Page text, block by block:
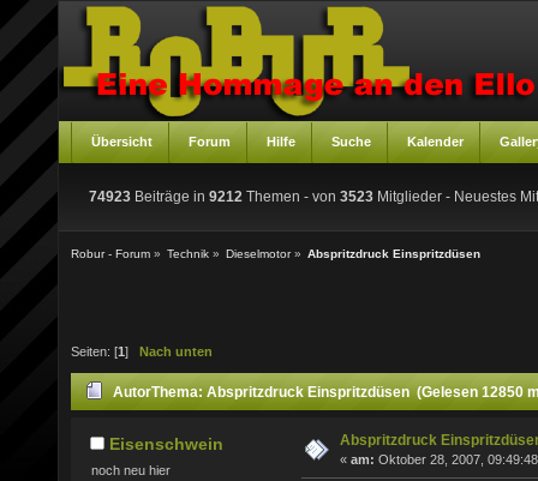
Übersicht Forum Hilfe Suche Kalender
74923 Beiträge in 9212 Themen - von 3523 Mitglieder - Neuestes
Robur - Forum » Technik » Dieselmotor» Abspritzdruck Einspritzdüsen
Seiten: [1 ] Nach unten
AutorThema: Abspritzdruck Einspritzdüsen (Gelesen 12850
Eisenschwein
noch neu hier
Abspritzdruck
« am: Oktober 28, 2007,